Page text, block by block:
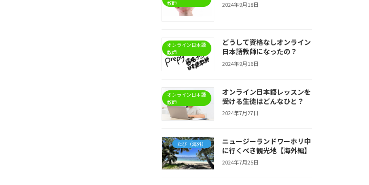
教師
2024年9月18日
オンライン日本語
教師
どうして資格なしオンライン
日本語教師になったの？
2024年9月16日
オンライン日本語
教師
オンライン日本語レッスンを
受ける生徒はどんなひと？
2024年7月27日
たび（海外）
ニュージーランドワーホリ中
に行くべき観光地【海外編】
2024年7月25日